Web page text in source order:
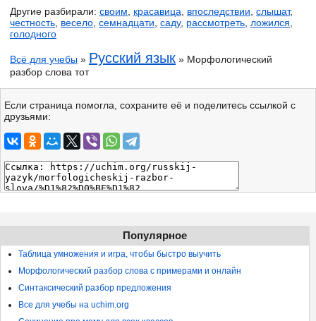
Другие разбирали: своим красавица впоследствии слышат,
честность весело семнадцати саду, рассмотреть ложился
голодного
Всё для учебы » Русский язык » Морфологический
разбор слова тот
Если страница помогла, сохраните её и поделитесь ссылкой с
друзьями:
Популярное
Таблица умножения и игра, чтобы быстро выучить
Морфологический разбор слова с примерами и онлайн
Синтаксический разбор предложения
Все для учебы на uchim.org